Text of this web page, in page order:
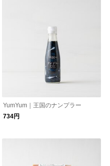
YumYum｜王国のナンプラー
734円